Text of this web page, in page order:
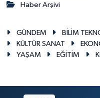
Haber Arşivi
GÜNDEM BİLİM
KÜLTÜR SANAT
YAŞAM
EĞİTİM